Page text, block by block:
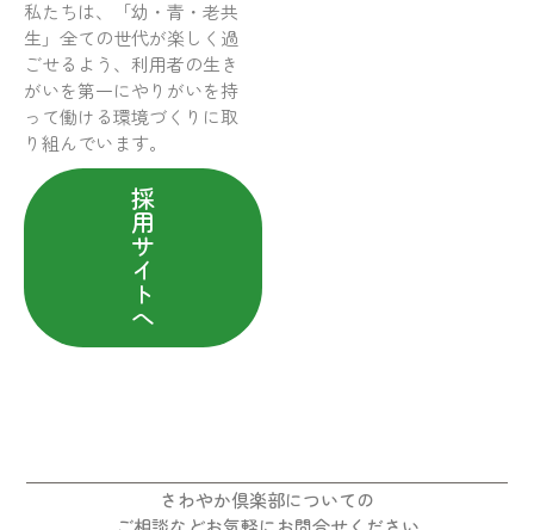
私たちは、「幼・青・老共
生」全ての世代が楽しく過
ごせるよう、利用者の生き
がいを第一にやりがいを持
って働ける環境づくりに取
り組んでいます。
採
用
サ
イ
ト
へ
さわやか倶楽部についての